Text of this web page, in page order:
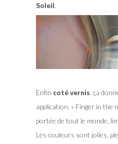
Soleil.
Enfin coté vernis, ça
application, « Finger in the
portée de tout le monde,
Les couleurs sont jolies,